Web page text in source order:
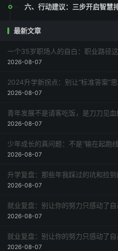
六、行动建议：三步开启智慧
最新文章
一个35岁职场人的自白：职业路径
2026-08-07
2024升学新拐点：别让“标准答案”
2026-08-07
青年发展不是请客吃饭，是刀刀见
2026-08-07
少年成长的真问题：不是“输在起跑
2026-08-07
升学复盘：那些年我踩过的坑和捡到
2026-08-07
就业复盘：别让你的努力只感动了自
2026-08-07
就业复盘：别让你的努力只感动了自
2026-08-07